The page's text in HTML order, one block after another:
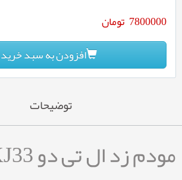
7800000 تومان
افزودن به سبد خرید
توضیحات
مودم زد ال تی دو KJ33